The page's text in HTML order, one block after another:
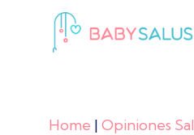
Home | Opiniones